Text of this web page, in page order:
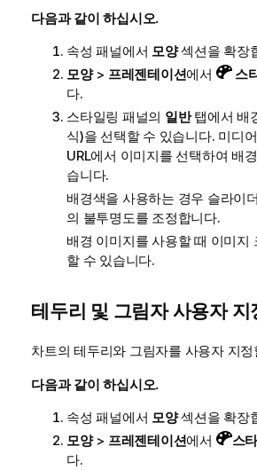
다음과 같이 하십시오.
속성 패널에서 모양섹션을 확장
모양> 프레젠테이션에서 스
다.
스타일링 패널의 일반탭에서 배
식)을 선택할 수 있습니다. 미디
URL에서 이미지를 선택하여 배
습니다.
배경색을 사용하는 경우 슬라이
의 불투명도를 조정합니다.
배경 이미지를 사용할 때 이미지
할 수 있습니다.
테두리 및 그림자 사용자 지
차트의 테두리와 그림자를 사용자 지
다음과 같이 하십시오.
속성 패널에서 모양섹션을 확장
모양> 프레젠테이션에서 스
다.